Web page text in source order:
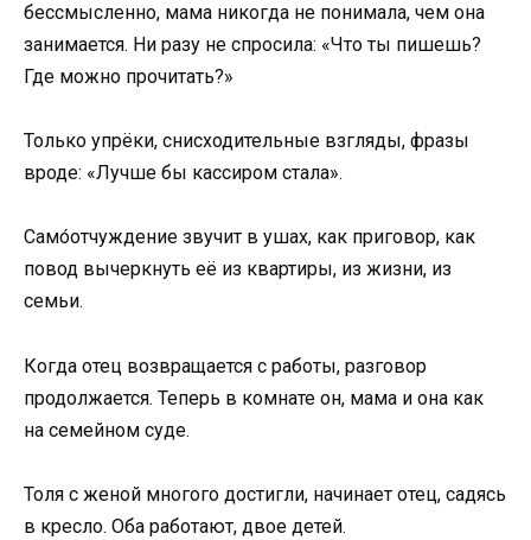
бессмысленно, мама никогда не понимала, чем она
занимается. Ни разу не спросила: «Что ты пишешь?
Где можно прочитать?»
Только упрёки, снисходительные взгляды, фразы
вроде: «Лучше бы кассиром стала».
Само́отчуждение звучит в ушах, как приговор, как
повод вычеркнуть её из квартиры, из жизни, из
семьи.
Когда отец возвращается с работы, разговор
продолжается. Теперь в комнате он, мама и она как
на семейном суде.
Толя с женой многого достигли, начинает отец, садясь
в кресло. Оба работают, двое детей.